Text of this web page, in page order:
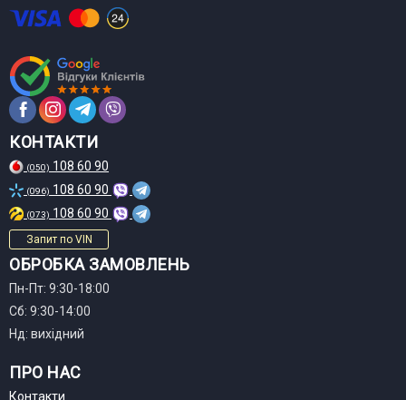
КОНТАКТИ
(050) 108 60 90
(096) 108 60 90
(073) 108 60 90
Запит по VIN
ОБРОБКА ЗАМОВЛЕНЬ
Пн-Пт: 9:30-18:00
Сб: 9:30-14:00
Нд: вихідний
ПРО НАС
Контакти